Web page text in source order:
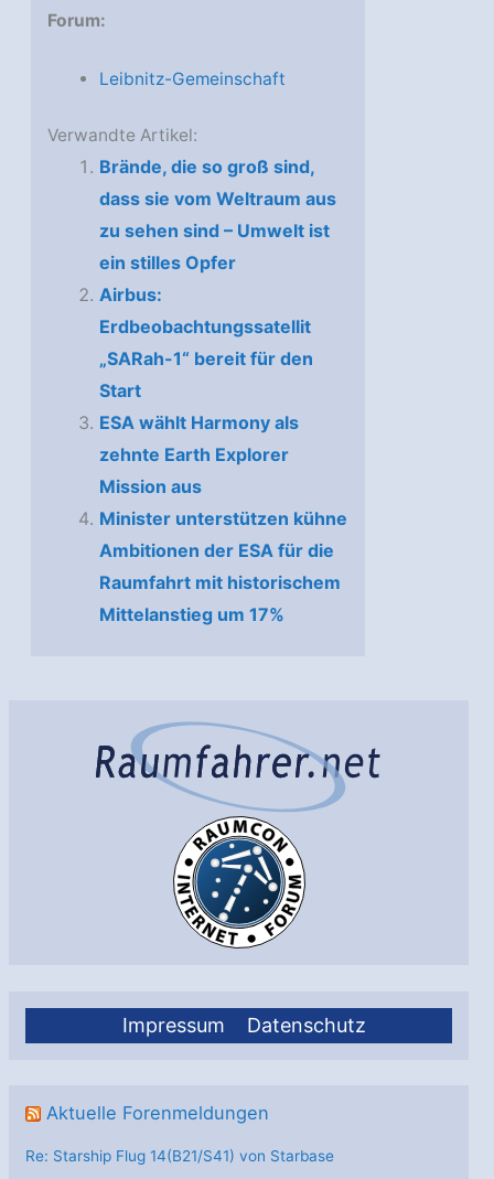
Impressum Datenschutz
Aktuelle Forenmeldungen
Re: Starship Flug 14(B21/S41) von Starbase
Forum:
Leibnitz-Gemeinschaft
Verwandte Artikel:
Brände, die so groß sind,
dass sie vom Weltraum aus
zu sehen sind – Umwelt ist
ein stilles Opfer
Airbus:
Erdbeobachtungssatellit
„SARah-1“ bereit für den
Start
ESA wählt Harmony als
zehnte Earth Explorer
Mission aus
Minister unterstützen kühne
Ambitionen der ESA für die
Raumfahrt mit historischem
Mittelanstieg um 17%